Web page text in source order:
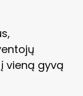
vieną gyvą